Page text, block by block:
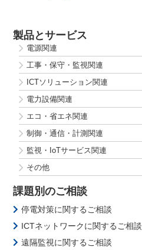
製品とサービス
電源関連
工事・保守・監視関連
ICTソリューション関連
電力設備関連
エコ・省エネ関連
制御・通信・計測関連
監視・IoTサービス関連
その他
課題別のご相談
停電対策に関するご相談
ICTネットワークに関するご相談
遠隔監視に関するご相談